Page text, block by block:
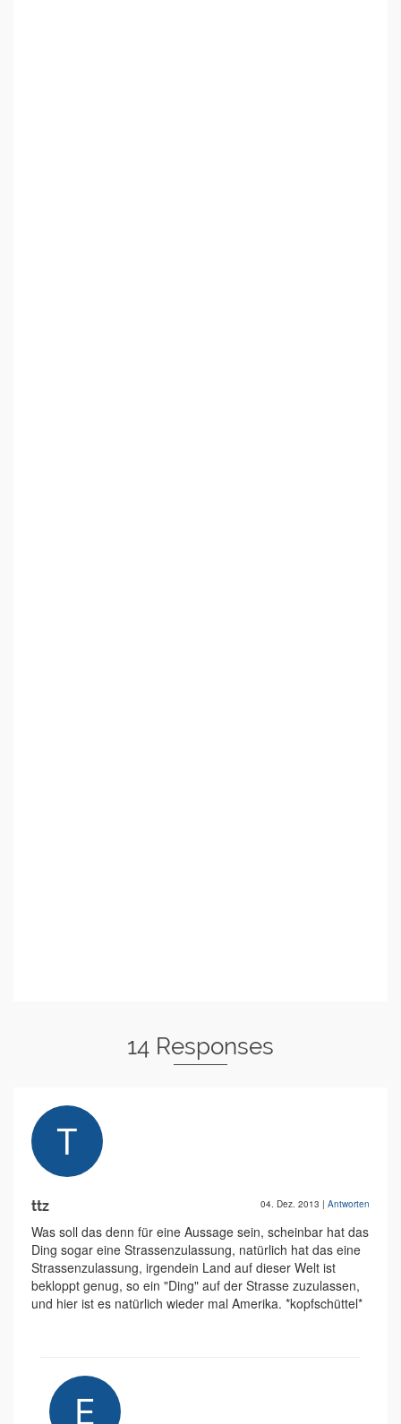
14 Responses
ttz 04. Dez. 2013 | Antworten
Was soll das denn für eine Aussage sein, scheinbar hat das
Ding sogar eine Strassenzulassung, natürlich hat das eine
Strassenzulassung, irgendein Land auf dieser Welt ist
bekloppt genug, so ein "Ding" auf der Strasse zuzulassen,
und hier ist es natürlich wieder mal Amerika. *kopfschüttel*